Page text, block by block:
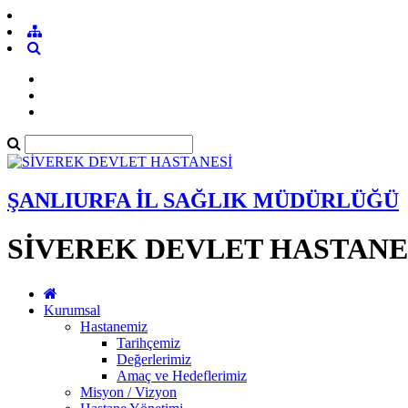
ŞANLIURFA İL SAĞLIK MÜDÜRLÜĞÜ
SİVEREK DEVLET
Kurumsal
Hastanemiz
Tarihçemiz
Değerlerimiz
Amaç ve Hedeflerimiz
Misyon / Vizyon